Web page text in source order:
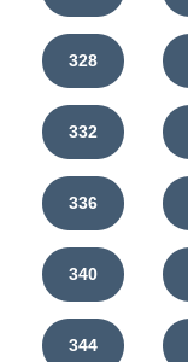
328
332
336
340
344